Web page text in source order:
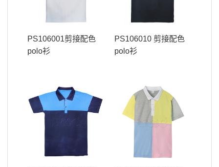
PS106001剪接配色
polo衫
PS106010 剪接配色
polo衫